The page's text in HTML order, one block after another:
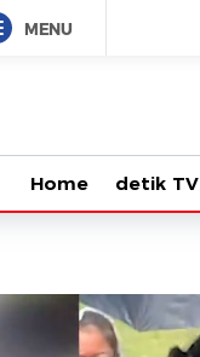
MENU
Home detik TV